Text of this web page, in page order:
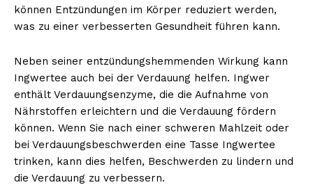
können Entzündungen im Körper reduziert werden,
was zu einer verbesserten Gesundheit führen kann.
Neben seiner entzündungshemmenden Wirkung kann
Ingwertee auch bei der Verdauung helfen. Ingwer
enthält Verdauungsenzyme, die die Aufnahme von
Nährstoffen erleichtern und die Verdauung fördern
können. Wenn Sie nach einer schweren Mahlzeit oder
bei Verdauungsbeschwerden eine Tasse Ingwertee
trinken, kann dies helfen, Beschwerden zu lindern und
die Verdauung zu verbessern.